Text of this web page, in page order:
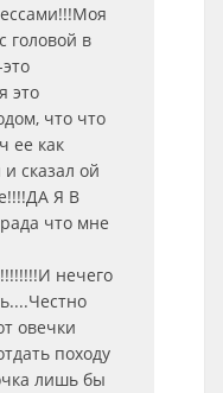
головой в
это
что что
ее как
сказал ой
Я В
что мне
нечего
овечки
походу
лишь бы